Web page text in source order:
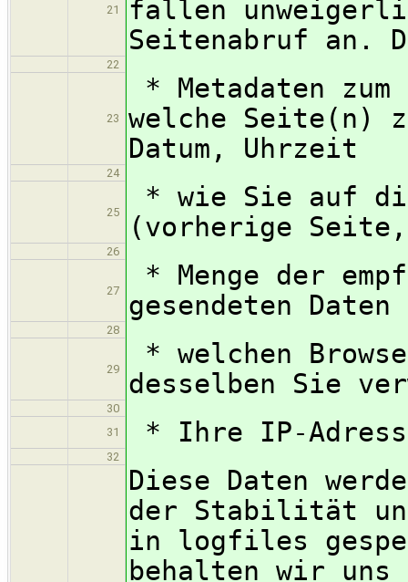
21
fallen
Seitenabruf an.
22
23
* Metadaten
welche Seite(n)
Datum, Uhrzeit
24
25
* wie Sie auf
(vorherige
26
27
* Menge der
gesendeten Daten
28
29
* welchen
desselben Sie
30
31
* Ihre IP-
32
Diese Daten
der Stabilität
in logfiles
behalten wir